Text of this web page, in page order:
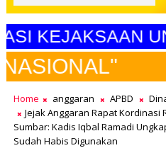
UNTUK
Home anggaran APBD
Jejak Anggaran Rapat Kordinasi
Sumbar: Kadis Iqbal Ramadi
Sudah Habis Digunakan